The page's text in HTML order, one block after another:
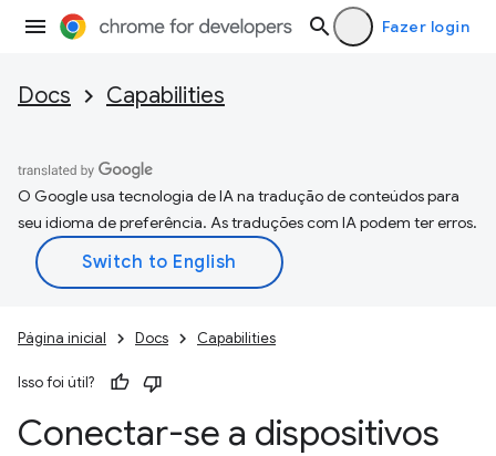
Fazer login
Docs Capabilities
O Google usa tecnologia de IA na tradução de conteúdos para
seu idioma de preferência. As traduções com IA podem ter erros.
Página inicial Docs Capabilities
Isso foi útil?
Conectar-se a dispositivos